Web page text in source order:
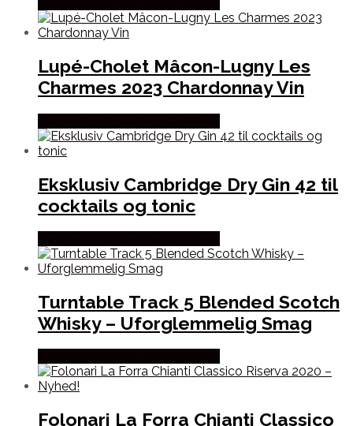
Lupé-Cholet Mâcon-Lugny Les
Charmes 2023 Chardonnay Vin
Eksklusiv Cambridge Dry Gin 42 til
cocktails og tonic
Turntable Track 5 Blended Scotch
Whisky – Uforglemmelig Smag
Folonari La Forra Chianti Classico